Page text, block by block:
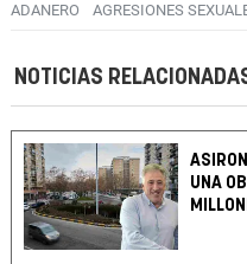
ADANERO
AGRESIONES
NOTICIAS
UNA